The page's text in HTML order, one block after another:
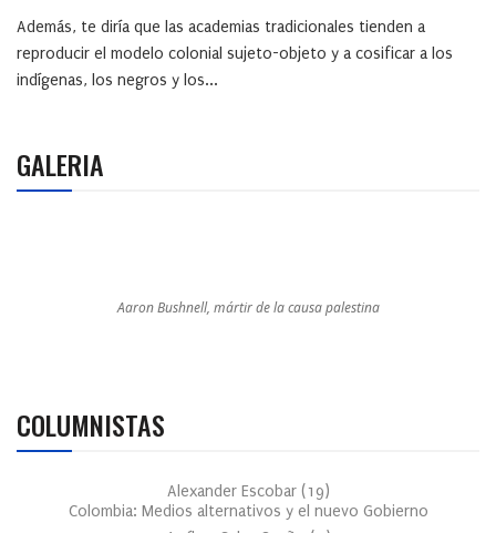
Además, te diría que las academias tradicionales tienden a
reproducir el modelo colonial sujeto-objeto y a cosificar a los
indígenas, los negros y los...
GALERIA
Aaron Bushnell, mártir de la causa palestina
COLUMNISTAS
Alexander Escobar (19)
Colombia: Medios alternativos y el nuevo Gobierno